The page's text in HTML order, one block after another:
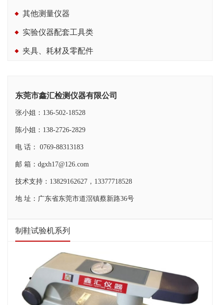
其他测量仪器
实验仪器配套工具类
夹具、耗材及零配件
东莞市鑫汇检测仪器有限公司
张小姐：136-502-18528
陈小姐：138-2726-2829
电 话： 0769-88313183
邮 箱：dgxh17@126.com
技术支持：13829162627，13377718528
地 址：广东省东莞市道滘镇蔡新路36号
制鞋试验机系列